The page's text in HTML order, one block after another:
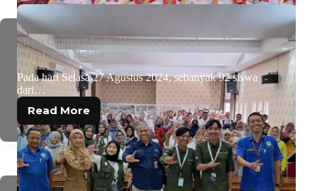
Siswa Otomotif Serbu Daihatsu Sunter Assembly
Plant Untuk Belajar
Pada hari Selasa 27 Agustus 2024, sebanyak 92 siswa
dari…
Read More